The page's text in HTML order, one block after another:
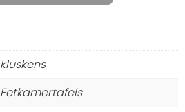
kluskens
Eetkamertafels